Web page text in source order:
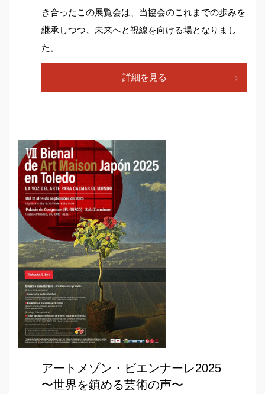
き合ったこの展覧会は、当協会のこれまでの歩みを
継承しつつ、未来へと視線を向ける場となりまし
た。
詳細を見る
アートメゾン・ビエンナーレ2025
〜世界を鎮める芸術の声〜